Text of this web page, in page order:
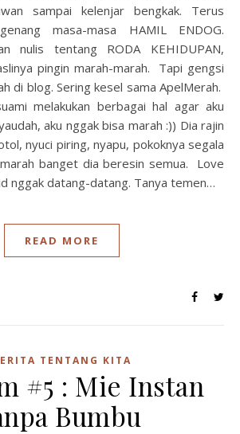
sampai kelenjar bengkak. Terus
masa-masa HAMIL ENDOG.
nulis tentang RODA KEHIDUPAN,
pingin marah-marah. Tapi gengsi
di blog. Sering kesel sama ApelMerah.
melakukan berbagai hal agar aku
aku nggak bisa marah :)) Dia rajin
nyuci piring, nyapu, pokoknya segala
banget dia beresin semua. Love
nggak datang-datang. Tanya temen…
READ MORE
TENTANG KITA
#5 : Mie Instan
Bumbu